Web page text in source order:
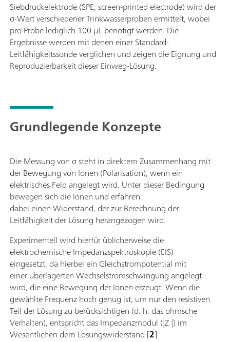
Siebdruckelektrode (SPE, screen-printed electrode) wird der
σ-Wert verschiedener Trinkwasserproben ermittelt, wobei
pro Probe lediglich 100 µL benötigt werden. Die
Ergebnisse werden mit denen einer Standard-
Leitfähigkeitssonde verglichen und zeigen die Eignung und
Reproduzierbarkeit dieser Einweg-Lösung.
Grundlegende Konzepte
Die Messung von σ steht in direktem Zusammenhang mit
der Bewegung von Ionen (Polarisation), wenn ein
elektrisches Feld angelegt wird. Unter dieser Bedingung
bewegen sich die Ionen und erfahren
dabei einen Widerstand, der zur Berechnung der
Leitfähigkeit der Lösung herangezogen wird.
Experimentell wird hierfür üblicherweise die
elektrochemische Impedanzspektroskopie (EIS)
eingesetzt, da hierbei ein Gleichstrompotential mit
einer überlagerten Wechselstromschwingung angelegt
wird, die eine Bewegung der Ionen erzeugt. Wenn die
gewählte Frequenz hoch genug ist, um nur den resistiven
Teil der Lösung zu berücksichtigen (d. h. das ohmsche
Verhalten), entspricht das Impedanzmodul (|Z |) im
Wesentlichen dem Lösungswiderstand [2].